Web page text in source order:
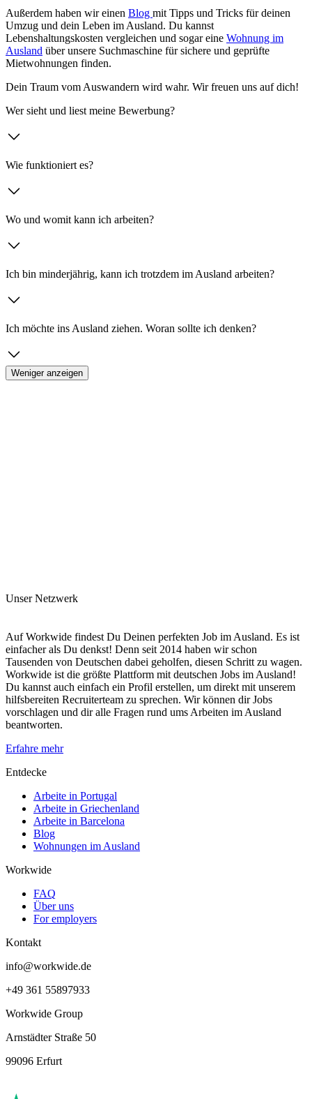
Außerdem haben wir einen Blog mit Tipps und Tricks für deinen
Umzug und dein Leben im Ausland. Du kannst
Lebenshaltungskosten vergleichen und sogar eine Wohnung im
Ausland über unsere Suchmaschine für sichere und geprüfte
Mietwohnungen finden.
Dein Traum vom Auswandern wird wahr. Wir freuen uns auf dich!
Wer sieht und liest meine Bewerbung?
Wie funktioniert es?
Wo und womit kann ich arbeiten?
Ich bin minderjährig, kann ich trotzdem im Ausland arbeiten?
Ich möchte ins Ausland ziehen. Woran sollte ich denken?
Weniger anzeigen
Unser Netzwerk
Auf Workwide findest Du Deinen perfekten Job im Ausland. Es ist
einfacher als Du denkst! Denn seit 2014 haben wir schon
Tausenden von Deutschen dabei geholfen, diesen Schritt zu wagen.
Workwide ist die größte Plattform mit deutschen Jobs im Ausland!
Du kannst auch einfach ein Profil erstellen, um direkt mit unserem
hilfsbereiten Recruiterteam zu sprechen. Wir können dir Jobs
vorschlagen und dir alle Fragen rund ums Arbeiten im Ausland
beantworten.
Erfahre mehr
Entdecke
Arbeite in Portugal
Arbeite in Griechenland
Arbeite in Barcelona
Blog
Wohnungen im Ausland
Workwide
FAQ
Über uns
For employers
Kontakt
info@workwide.de
+49 361 55897933
Workwide Group
Arnstädter Straße 50
99096 Erfurt